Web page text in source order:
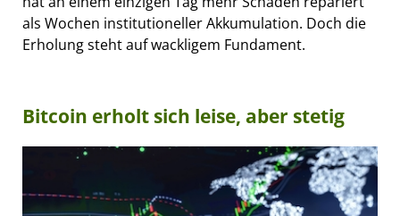
als Wochen institutioneller Akkumulation. Doch die
Erholung steht auf wackligem Fundament.
Bitcoin erholt sich leise, aber stetig